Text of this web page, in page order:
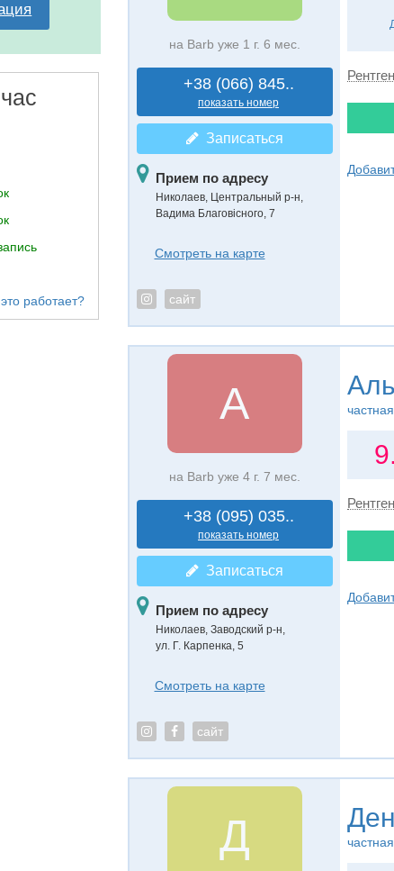
на Barb уже 1 г. 6 мес.
+38 (066) 845..
показать номер
Записаться
Прием по адресу
Николаев, Центральный р-н,
Вадима Благовісного, 7
Смотреть на карте
сайт
А
на Barb уже 4 г. 7 мес.
+38 (095) 035..
показать номер
Записаться
Прием по адресу
Николаев, Заводский р-н,
ул. Г. Карпенка, 5
Смотреть на карте
сайт
Д